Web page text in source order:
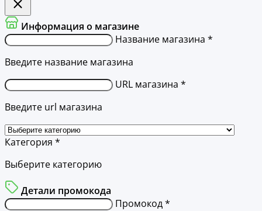
Информация о магазине
Название магазина *
Введите название магазина
URL магазина *
Введите url магазина
Категория *
Выберите категорию
Детали промокода
Промокод *